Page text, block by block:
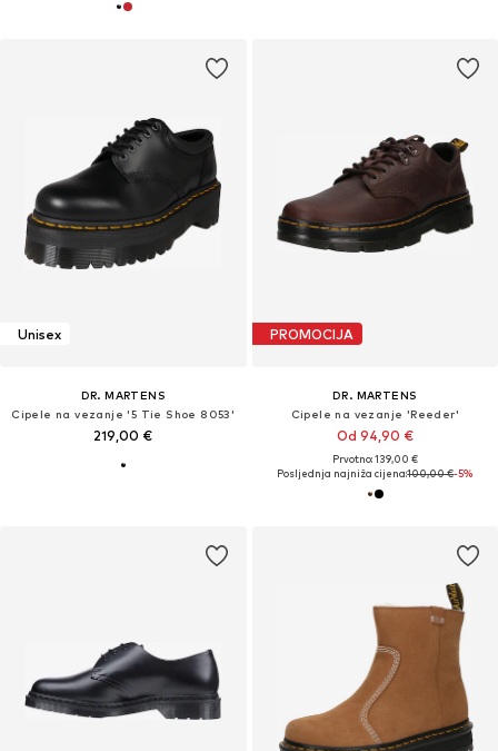
Unisex
DR. MARTENS
Cipele na vezanje '5 Tie Shoe 8053'
219,00 €
PROMOCIJA
DR. MARTENS
Cipele na vezanje 'Reeder'
Od 94,90 €
Prvotno: 139,00 €
Posljednja najniža cijena:100,00 €-5%